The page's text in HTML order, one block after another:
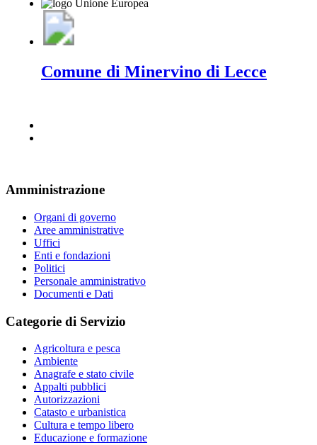
Comune di Minervino di Lecce
Amministrazione
Organi di governo
Aree amministrative
Uffici
Enti e fondazioni
Politici
Personale amministrativo
Documenti e Dati
Categorie di Servizio
Agricoltura e pesca
Ambiente
Anagrafe e stato civile
Appalti pubblici
Autorizzazioni
Catasto e urbanistica
Cultura e tempo libero
Educazione e formazione